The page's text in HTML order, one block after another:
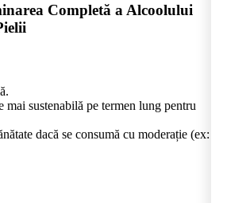
Completă a Alcoolului
mai sustenabilă pe termen lung pentru
dacă se consumă cu moderație (ex: